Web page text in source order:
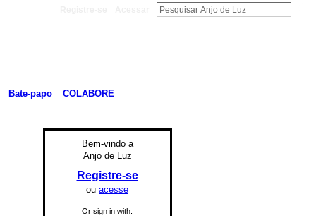
Bate-papo COLABORE
Bem-vindo a
Anjo de Luz
Registre-se
ou acesse
Or sign in with: